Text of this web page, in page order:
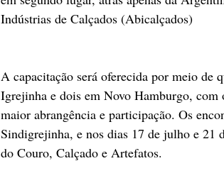
Indústrias de Calçados (Abicalçados)
A capacitação será oferecida por meio de
Igrejinha e dois em Novo Hamburgo, com
maior abrangência e participação. Os
Sindigrejinha, e nos dias 17 de julho e 21
do Couro, Calçado e Artefatos.